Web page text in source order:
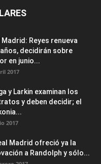
Madrid: Reyes renueva
decidirán sobre
en junio...
2017
y Larkin examinan los
y deben decidir; el
2017
Madrid ofreció ya la
a Randolph y sólo...